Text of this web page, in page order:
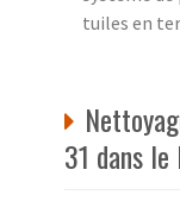
tuiles en
31 dans le